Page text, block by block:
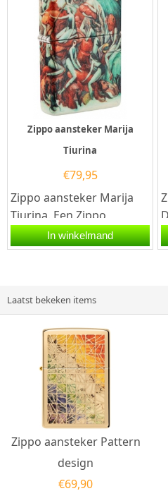
Zippo aansteker Marija
Tiurina
€79,95
Zippo aansteker Marija
Tiurina. Een Zippo
aansteker is een
kwalitatief...
In winkelmand
Laatst bekeken items
Zippo aansteker Pattern
design
€69,90